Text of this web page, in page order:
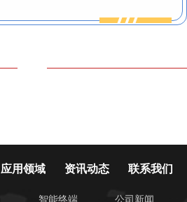
智能终端
应用领域
公司新闻
资讯动态 联系我们